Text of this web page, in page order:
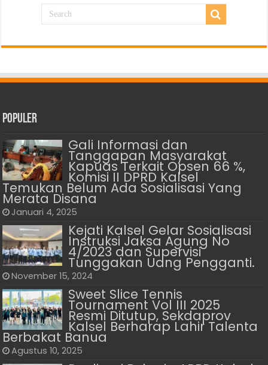
Populer
Gali Informasi dan
Tanggapan Masyarakat
Kapuas Terkait Opsen 66 %,
Komisi II DPRD Kalsel
Temukan Belum Ada Sosialisasi Yang
Merata Disana
Januari 4, 2025
Kejati Kalsel Gelar Sosialisasi
Instruksi Jaksa Agung No
4/2023 dan Supervisi
Tunggakan Uang Pengganti.
November 15, 2024
Sweet Slice Tennis
Tournament Vol III 2025
Resmi Ditutup, Sekdaprov
Kalsel Berharap Lahir Talenta
Berbakat Banua
Agustus 10, 2025